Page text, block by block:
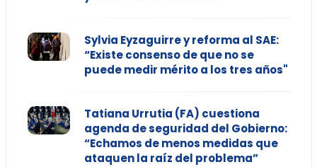
Sylvia Eyzaguirre y reforma al SAE:
“Existe consenso de que no se
puede medir mérito a los tres años"
Tatiana Urrutia (FA) cuestiona
agenda de seguridad del Gobierno:
“Echamos de menos medidas que
ataquen la raíz del problema”